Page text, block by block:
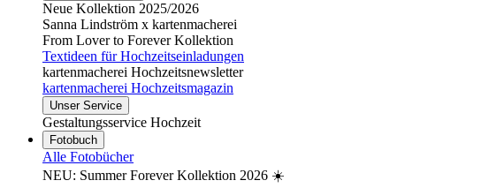
Neue Kollektion 2025/2026
Sanna Lindström x kartenmacherei
From Lover to Forever Kollektion
Textideen für Hochzeitseinladungen
kartenmacherei Hochzeitsnewsletter
kartenmacherei Hochzeitsmagazin
Unser Service
Gestaltungsservice Hochzeit
Fotobuch
Alle Fotobücher
NEU: Summer Forever Kollektion 2026 ☀️